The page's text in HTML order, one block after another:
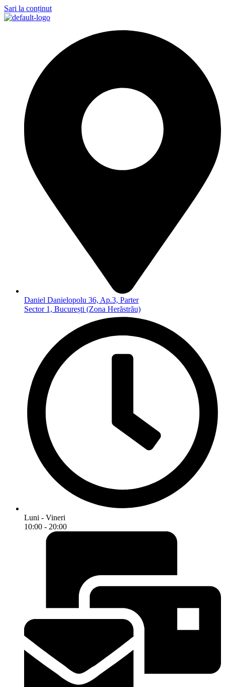
Sari la conținut
Daniel Danielopolu 36, Ap.3, Parter
Sector 1, București (Zona Herăstrău)
Luni - Vineri
10:00 - 20:00